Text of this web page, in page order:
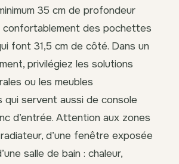
35 cm de profondeur
confortablement des pochettes
font 31,5 cm de côté. Dans un
privilégiez les solutions
ou les meubles
qui servent aussi de console
d’entrée. Attention aux zones
d’une fenêtre exposée
salle de bain : chaleur,